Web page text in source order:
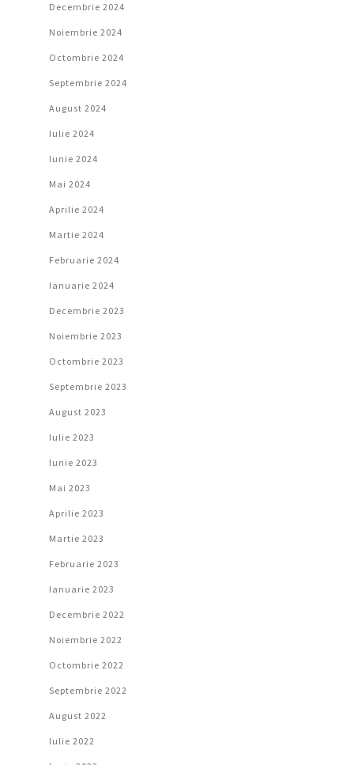
Decembrie 2024
Noiembrie 2024
Octombrie 2024
Septembrie 2024
August 2024
Iulie 2024
Iunie 2024
Mai 2024
Aprilie 2024
Martie 2024
Februarie 2024
Ianuarie 2024
Decembrie 2023
Noiembrie 2023
Octombrie 2023
Septembrie 2023
August 2023
Iulie 2023
Iunie 2023
Mai 2023
Aprilie 2023
Martie 2023
Februarie 2023
Ianuarie 2023
Decembrie 2022
Noiembrie 2022
Octombrie 2022
Septembrie 2022
August 2022
Iulie 2022